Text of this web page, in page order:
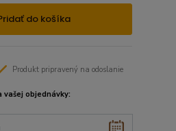
do košíka
Produkt pripravený na odoslanie
objednávky: